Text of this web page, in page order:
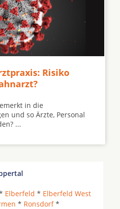
Risiko
in die
und so Ärzte, Personal
...
Elberfeld * Elberfeld West
* Ronsdorf*